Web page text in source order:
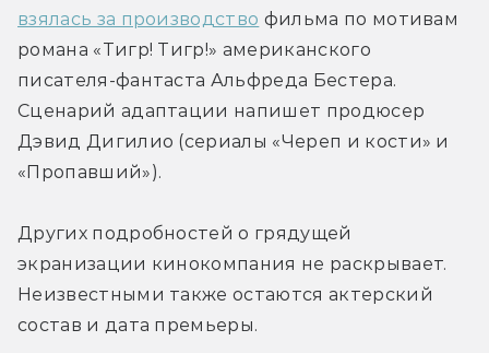
взялась за производство фильма по мотивам
романа «Тигр! Тигр!» американского
писателя-фантаста Альфреда Бестера.
Сценарий адаптации напишет продюсер
Дэвид Дигилио (сериалы «Череп и кости» и
«Пропавший»).
Других подробностей о грядущей
экранизации кинокомпания не раскрывает.
Неизвестными также остаются актерский
состав и дата премьеры.